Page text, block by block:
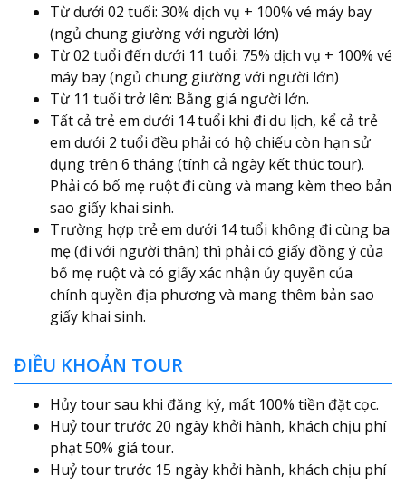
Từ dưới 02 tuổi: 30% dịch vụ + 100% vé máy bay
(ngủ chung giường với người lớn)
Từ 02 tuổi đến dưới 11 tuổi: 75% dịch vụ + 100% vé
máy bay (ngủ chung giường với người lớn)
Từ 11 tuổi trở lên: Bằng giá người lớn.
Tất cả trẻ em dưới 14 tuổi khi đi du lịch, kể cả trẻ
em dưới 2 tuổi đều phải có hộ chiếu còn hạn sử
dụng trên 6 tháng (tính cả ngày kết thúc tour).
Phải có bố mẹ ruột đi cùng và mang kèm theo bản
sao giấy khai sinh.
Trường hợp trẻ em dưới 14 tuổi không đi cùng ba
mẹ (đi với người thân) thì phải có giấy đồng ý của
bố mẹ ruột và có giấy xác nhận ủy quyền của
chính quyền địa phương và mang thêm bản sao
giấy khai sinh.
ĐIỀU KHOẢN TOUR
Hủy tour sau khi đăng ký, mất 100% tiền đặt cọc.
Huỷ tour trước 20 ngày khởi hành, khách chịu phí
phạt 50% giá tour.
Huỷ tour trước 15 ngày khởi hành, khách chịu phí